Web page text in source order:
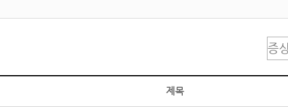
제목